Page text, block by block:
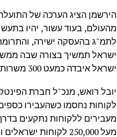
ישראל איבדה כמעט 300 משרות, אובדן מוערך של 86 מיליון ש"ח ממסים בשנה אחת".
יובל רואש, מנכ"ל חברת
לקוחות נחסמו כשהעבירו
מעבירים ללקוחות נתקעים